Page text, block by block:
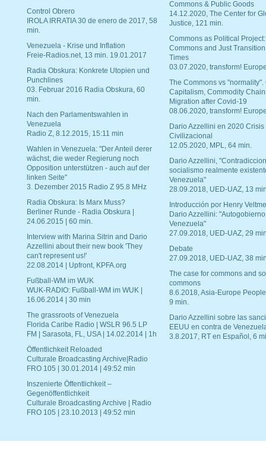
Control Obrero
IROLA IRRATIA 30 de enero de 2017, 58
min.
Venezuela - Krise und Inflation
Freie-Radios.net, 13 min. 19.01.2017
Radia Obskura: Konkrete Utopien und
Punchlines
03. Februar 2016 Radia Obskura, 60
min.
Nach den Parlamentswahlen in
Venezuela
Radio Z, 8.12.2015, 15:11 min
Wahlen in Venezuela: "Der Anteil derer
wächst, die weder Regierung noch
Opposition unterstützen - auch auf der
linken Seite"
3. Dezember 2015 Radio Z 95.8 MHz
Radia Obskura: Is Marx Muss?
Berliner Runde - Radia Obskura |
24.06.2015 | 60 min.
Interview with Marina Sitrin and Dario
Azzellini about their new book 'They
can't represent us!'
22.08.2014 | Upfront, KPFA.org
Fußball-WM im WUK
WUK-RADIO: Fußball-WM im WUK |
16.06.2014 | 30 min
The grassroots of Venezuela
Florida Caribe Radio | WSLR 96.5 LP
FM | Sarasota, FL, USA | 14.02.2014 | 1h
Öffentlichkeit Reloaded
Culturale Broadcasting Archive|Radio
FRO 105 | 30.01.2014 | 49:52 min
Inszenierte Öffentlichkeit –
Gegenöffentlichkeit
Culturale Broadcasting Archive | Radio
FRO 105 | 23.10.2013 | 49:52 min
Commons & Public Goods
14.12.2020, The Center for
Justice, 121 min.
Commons as Political Project:
Commons and Just
Times
03.07.2020, transform!
The Commons vs "normality".
Capitalism, Commodity
Migration after Covid-19
08.06.2020, transform!
Dario Azzellini en 2020 Crisis
Civilizacional
12.05.2020, MPL, 64 min.
Dario Azzellini,
socialismo realmente
Venezuela"
28.09.2018, UED-UAZ, 13
Introducción por Henry
Dario Azzellini:
Venezuela"
27.09.2018, UED-UAZ, 29
Debate
27.09.2018, UED-UAZ, 38
The case for commons and
commons
8.6.2018, Asia-Europe
9 min.
Dario Azzellini sobre las
EEUU en contra de
3.8.2017, RT en Español, 6